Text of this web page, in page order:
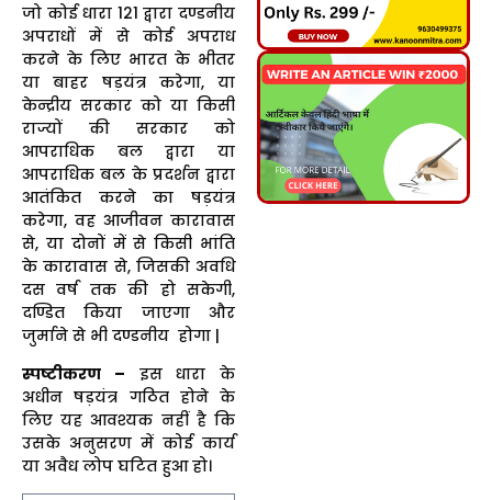
जो कोई धारा 121 द्वारा दण्डनीय
अपराधों में से कोई अपराध
करने के लिए भारत के भीतर
या बाहर षड़यंत्र करेगा, या
केन्द्रीय सरकार को या किसी
राज्यों की सरकार को
आपराधिक बल द्वारा या
आपराधिक बल के प्रदर्शन द्वारा
आतंकित करने का षड़यंत्र
करेगा, वह आजीवन कारावास
से, या दोनों में से किसी भांति
के कारावास से, जिसकी अवधि
दस वर्ष तक की हो सकेगी,
दण्डित किया जाएगा और
जुर्माने से भी दण्डनीय होगा |
स्पष्टीकरण – इस धारा के
अधीन षड़यंत्र गठित होने के
लिए यह आवश्यक नहीं है कि
उसके अनुसरण में कोई कार्य
या अवैध लोप घटित हुआ हो।